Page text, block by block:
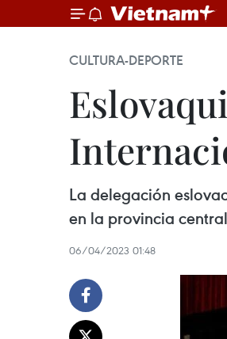
CULTURA-DEPORTE
La delegación
en la provincia
06/04/2023 01:48